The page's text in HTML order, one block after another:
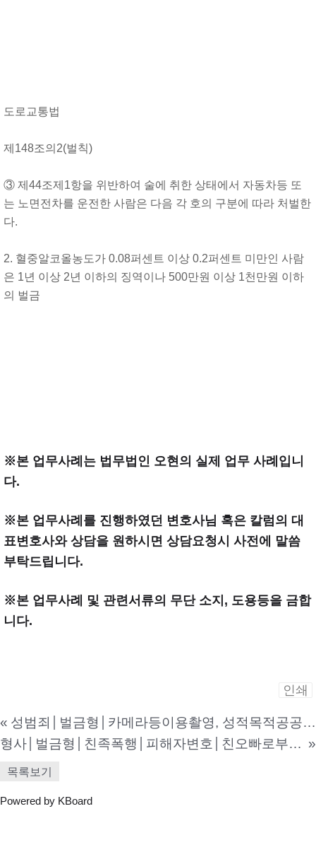
도로교통법
제148조의2(벌칙)
③ 제44조제1항을 위반하여 술에 취한 상태에서 자동차등 또
는 노면전차를 운전한 사람은 다음 각 호의 구분에 따라 처벌한
다.
2. 혈중알코올농도가 0.08퍼센트 이상 0.2퍼센트 미만인 사람
은 1년 이상 2년 이하의 징역이나 500만원 이상 1천만원 이하
의 벌금
※본 업무사례는 법무법인 오현의 실제 업무 사례입니
다.
※본 업무사례를 진행하였던 변호사님 혹은 칼럼의 대
표변호사와 상담을 원하시면 상담요청시 사전에 말씀
부탁드립니다.
※본 업무사례 및 관련서류의 무단 소지, 도용등을 금합
니다.
인쇄
«
성범죄│벌금형│카메라등이용촬영, 성적목적공공장소 침입│공공장소에서 성적 충동을 느끼고 10여 차례 이상 여성의 신체를 몰래 촬영한 혐의로 조사를 받게 된 사건
형사│벌금형│친족폭행│피해자변호│친오빠로부터 지속적으로 폭행을 당하여 이에 고소를 진행하기 위해 본 법인을 찾아주신 사건 »
목록보기
Powered by KBoard